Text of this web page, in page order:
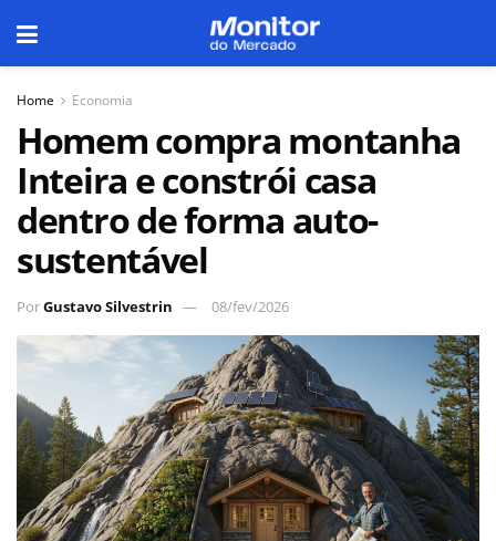
Home Economia
Homem compra montanha
Inteira e constrói casa
dentro de forma auto-
sustentável
PorGustavo Silvestrin 08/fev/2026